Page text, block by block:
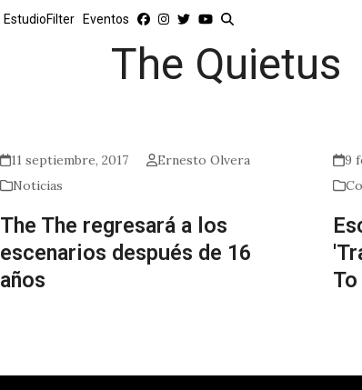
EstudioFilter Eventos
The Quietus
11 septiembre, 2017
Ernesto Olvera
Noticias
The The regresará a los
escenarios después de 16
años
9